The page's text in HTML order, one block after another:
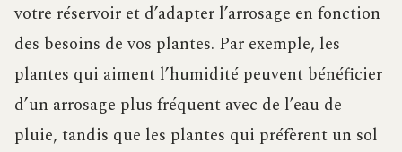
votre réservoir et d’adapter l’arrosage en fonction
des besoins de vos plantes. Par exemple, les
plantes qui aiment l’humidité peuvent bénéficier
d’un arrosage plus fréquent avec de l’eau de
pluie, tandis que les plantes qui préfèrent un sol